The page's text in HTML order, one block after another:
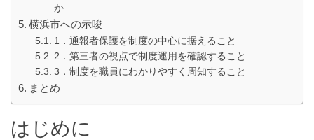
か
横浜市への示唆
1．通報者保護を制度の中心に据えること
2．第三者の視点で制度運用を確認すること
3．制度を職員にわかりやすく周知すること
まとめ
はじめに